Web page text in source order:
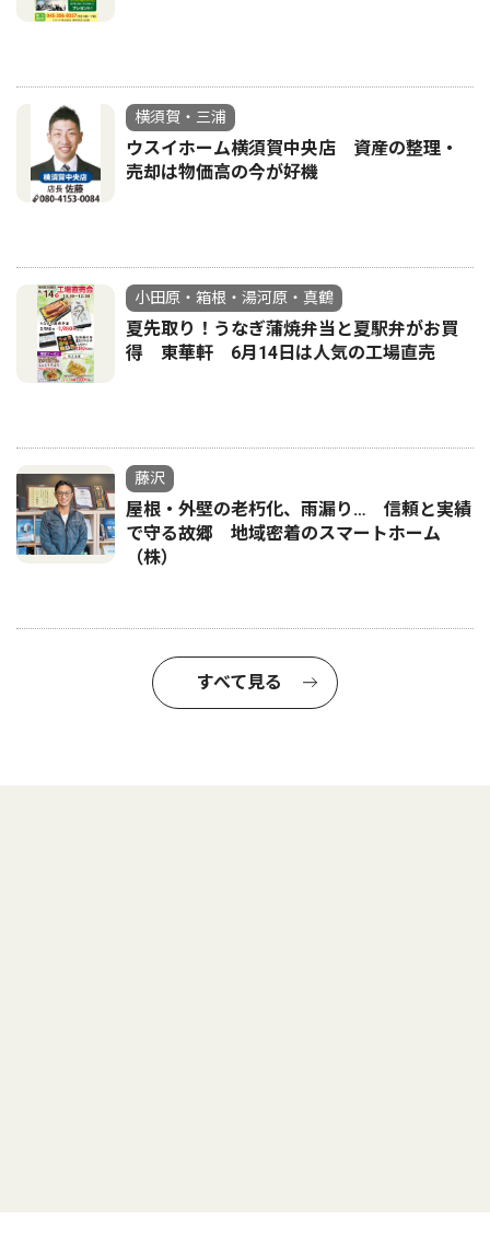
横須賀・三浦
ウスイホーム横須賀中央店 資産の整理・
売却は物価高の今が好機
小田原・箱根・湯河原・真鶴
夏先取り！うなぎ蒲焼弁当と夏駅弁がお買
得 東華軒 6月14日は人気の工場直売
藤沢
屋根・外壁の老朽化、雨漏り… 信頼と実績
で守る故郷 地域密着のスマートホーム
（株）
すべて見る